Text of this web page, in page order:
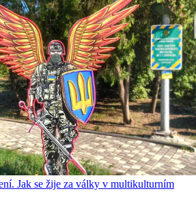
Jak se žije za války v multikulturním